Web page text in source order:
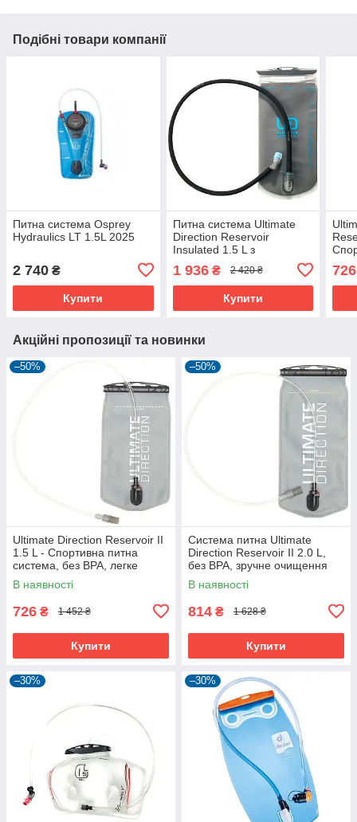
Подібні товари компанії
Питна система Osprey
Hydraulics LT 1.5L 2025
2 740 ₴
Купити
Питна система Ultimate
Direction Reservoir
Insulated 1.5 L з
високошвидкісним
клапаном
1 936₴ 2 420 ₴
Купити
726
Акційні пропозиції та новинки
–50%
Ultimate Direction Reservoir II
1.5 L - Спортивна питна
система, без BPA, легке
очищення
В наявності
726 ₴ 1 452 ₴
Купити
–50%
Система питна Ultimate
Direction Reservoir II 2.0 L,
без BPA, зручне очищення
В наявності
814 ₴ 1 628 ₴
Купити
–30% –30%